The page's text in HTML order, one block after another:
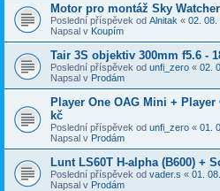
Motor pro montáž Sky
Poslední příspěvek od Alnitak « 02. 08.
Napsal v Koupím
Tair 3S objektiv 300mm f5.6 -
Poslední příspěvek od unfi_zero « 02.
Napsal v Prodám
Player One OAG Mini +
kč
Poslední příspěvek od unfi_zero « 01.
Napsal v Prodám
Lunt LS60T H-alpha (B600) +
Poslední příspěvek od vader.s « 01.
Napsal v Prodám